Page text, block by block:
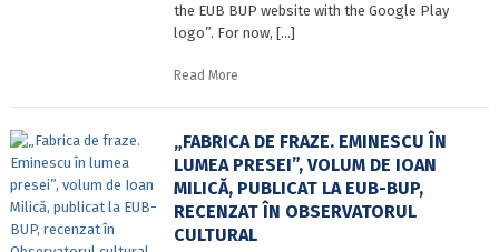
the EUB BUP website with the Google Play
logo”. For now, […]
Read More
„FABRICA DE FRAZE. EMINESCU ÎN
LUMEA PRESEI”, VOLUM DE IOAN
MILICĂ, PUBLICAT LA EUB-BUP,
RECENZAT ÎN OBSERVATORUL
CULTURAL